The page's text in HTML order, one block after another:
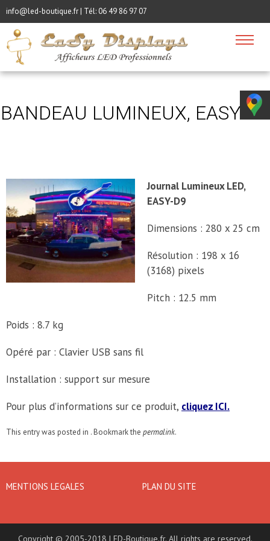
info@led-boutique.fr | Tél: 06 49 86 97 07
BANDEAU LUMINEUX, EASY-D9
Journal Lumineux LED,
EASY-D9
Dimensions : 280 x 25 cm
Résolution : 198 x 16
(3168) pixels
Pitch : 12.5 mm
Poids : 8.7 kg
Opéré par : Clavier USB sans fil
Installation : support sur mesure
Pour plus d’informations sur ce produit, cliquez ICI.
This entry was posted in . Bookmark the permalink.
MENTIONS LEGALES PLAN DU SITE
Copyright © 2005-2018 LED-Boutique.fr. All rights are reserved.